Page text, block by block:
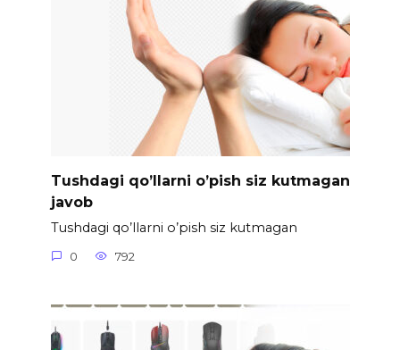
Tushdagi qo’llarni o’pish siz kutmagan
javob
Tushdagi qo’llarni o’pish siz kutmagan
0 792